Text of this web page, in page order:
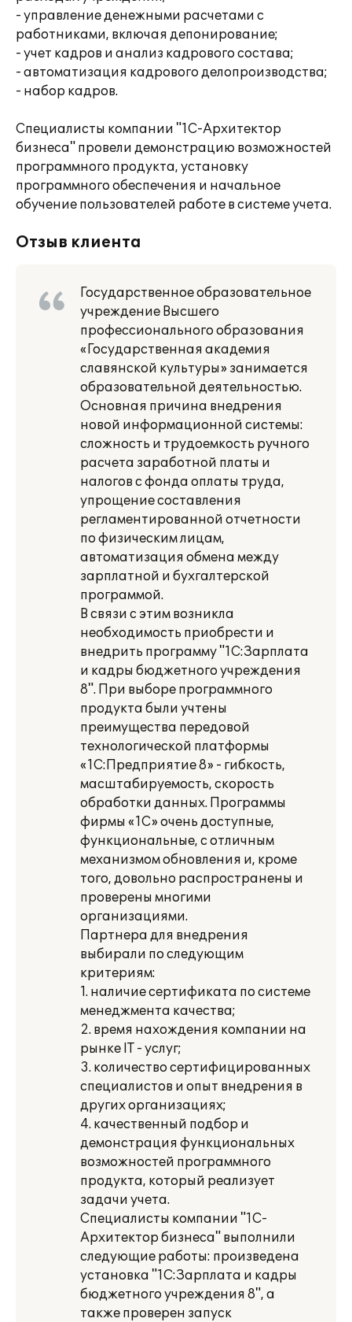
- управление денежными расчетами с
работниками, включая депонирование;
- учет кадров и анализ кадрового состава;
- автоматизация кадрового делопроизводства;
- набор кадров.
Специалисты компании "1С-Архитектор
бизнеса" провели демонстрацию возможностей
программного продукта, установку
программного обеспечения и начальное
обучение пользователей работе в системе учета.
Отзыв клиента
Государственное образовательное
учреждение Высшего
профессионального образования
«Государственная академия
славянской культуры» занимается
образовательной деятельностью.
Основная причина внедрения
новой информационной системы:
сложность и трудоемкость ручного
расчета заработной платы и
налогов с фонда оплаты труда,
упрощение составления
регламентированной отчетности
по физическим лицам,
автоматизация обмена между
зарплатной и бухгалтерской
программой.
В связи с этим возникла
необходимость приобрести и
внедрить программу "1С:Зарплата
и кадры бюджетного учреждения
8". При выборе программного
продукта были учтены
преимущества передовой
технологической платформы
«1С:Предприятие 8» - гибкость,
масштабируемость, скорость
обработки данных. Программы
фирмы «1С» очень доступные,
функциональные, с отличным
механизмом обновления и, кроме
того, довольно распространены и
проверены многими
организациями.
Партнера для внедрения
выбирали по следующим
критериям:
1. наличие сертификата по системе
менеджмента качества;
2. время нахождения компании на
рынке IT - услуг;
3. количество сертифицированных
специалистов и опыт внедрения в
других организациях;
4. качественный подбор и
демонстрация функциональных
возможностей программного
продукта, который реализует
задачи учета.
Специалисты компании "1С-
Архитектор бизнеса" выполнили
следующие работы: произведена
установка "1С:Зарплата и кадры
бюджетного учреждения 8", а
также проверен запуск